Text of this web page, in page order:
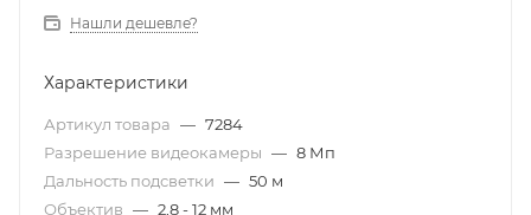
Нашли дешевле?
Характеристики
Артикул товара — 7284
Разрешение видеокамеры — 8 Мп
Дальность подсветки — 50 м
Объектив — 2,8 - 12 мм